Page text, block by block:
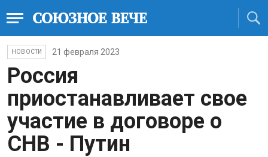
НОВОСТИ 21 февраля 2023
Россия
приостанавливает свое
участие в договоре о
СНВ - Путин